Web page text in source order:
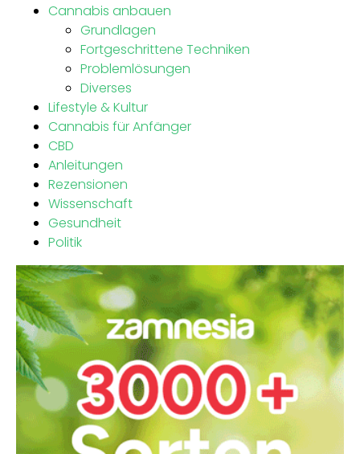
Cannabis anbauen
Grundlagen
Fortgeschrittene Techniken
Problemlösungen
Diverses
Lifestyle & Kultur
Cannabis für Anfänger
CBD
Anleitungen
Rezensionen
Wissenschaft
Gesundheit
Politik